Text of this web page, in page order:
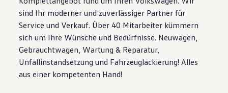
Pannen- und Unfallhilfe
Economy Service
Volkswagen Teile
Zubehör
Modellspezifisches Zubehör
Schutz und Pflege
Transport
Entertainment und Elektronik
Individualisieren
sind Ihr moderner und zuverlässiger Partner für
Service und Verkauf. Über 40 Mitarbeiter kümmern
sich um Ihre Wünsche und Bedürfnisse. Neuwagen,
Gebrauchtwagen, Wartung & Reparatur,
Unfallinstandsetzung und Fahrzeuglackierung! Alles
aus einer kompetenten Hand!